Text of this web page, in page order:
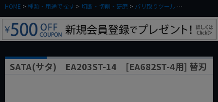
HOME 種類・用途で探す 切断・切削・研磨 バリ取りツール
SATA(サタ) EA203ST-14 [EA682ST-4用] 替刃